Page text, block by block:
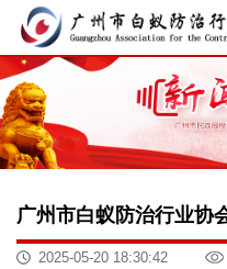
广州市白蚁防治行业协
2025-05-20 18:30:42